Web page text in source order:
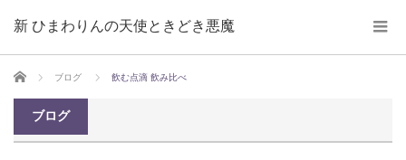
新 ひまわりんの天使ときどき悪魔
ホーム ブログ 飲む点滴 飲み比べ
ブログ